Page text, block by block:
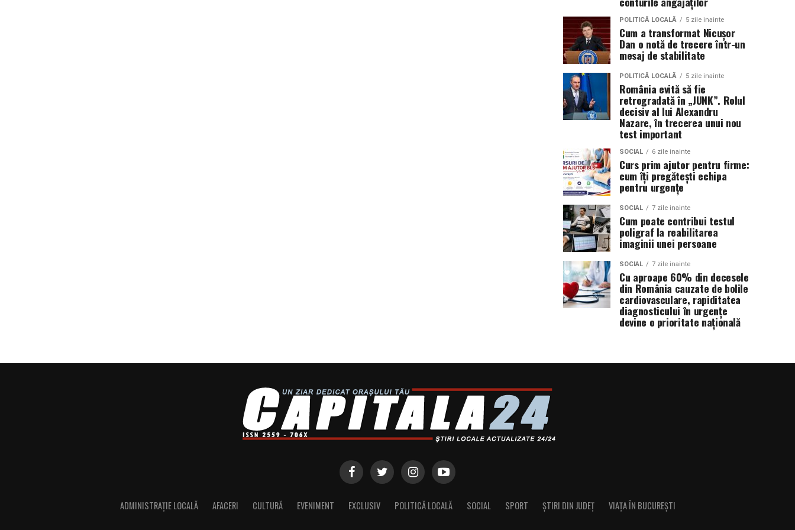
POLITICĂ LOCALĂ 5 zile inainte
Cum a transformat Nicușor
Dan o notă de trecere într-un
mesaj de stabilitate
POLITICĂ LOCALĂ 5 zile inainte
România evită să fie
retrogradată în „JUNK”. Rolul
decisiv al lui Alexandru
Nazare, în trecerea unui nou
test important
SOCIAL 6 zile inainte
Curs prim ajutor pentru firme:
cum îți pregătești echipa
pentru urgențe
SOCIAL 7 zile inainte
Cum poate contribui testul
poligraf la reabilitarea
imaginii unei persoane
SOCIAL 7 zile inainte
Cu aproape 60% din decesele
din România cauzate de bolile
cardiovasculare, rapiditatea
diagnosticului în urgențe
devine o prioritate națională
ADMINISTRAȚIE LOCALĂ AFACERI CULTURĂ EVENIMENT EXCLUSIV POLITICĂ LOCALĂ SOCIAL SPORT ȘTIRI DIN JUDEȚ VIAȚA ÎN BUCUREȘTI